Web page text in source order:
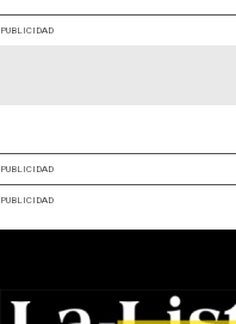
PUBLICIDAD
PUBLICIDAD
PUBLICIDAD